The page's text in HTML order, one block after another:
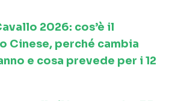
2026: cos’è il
Cinese, perché cambia
e cosa prevede per i 12